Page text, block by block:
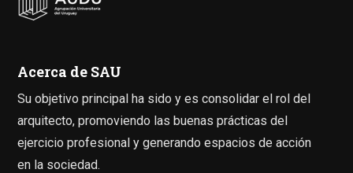
Acerca de SAU
Su objetivo principal ha sido y es consolidar el rol del
arquitecto, promoviendo las buenas prácticas del
ejercicio profesional y generando espacios de acción
en la sociedad.